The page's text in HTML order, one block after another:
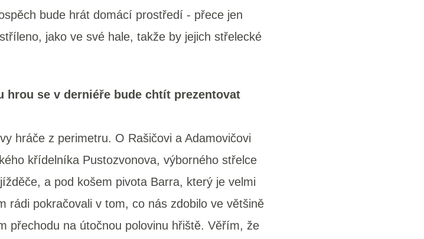
bude hrát domácí prostředí - přece jen
jako ve své hale, takže by jejich střelecké
hrou se v derniéře bude chtít prezentovat
hráče z perimetru. O Rašičovi a Adamovičovi
křídelníka Pustozvonova, výborného střelce
a pod košem pivota Barra, který je velmi
rádi pokračovali v tom, co nás zdobilo ve většině
přechodu na útočnou polovinu hřiště. Věřím, že